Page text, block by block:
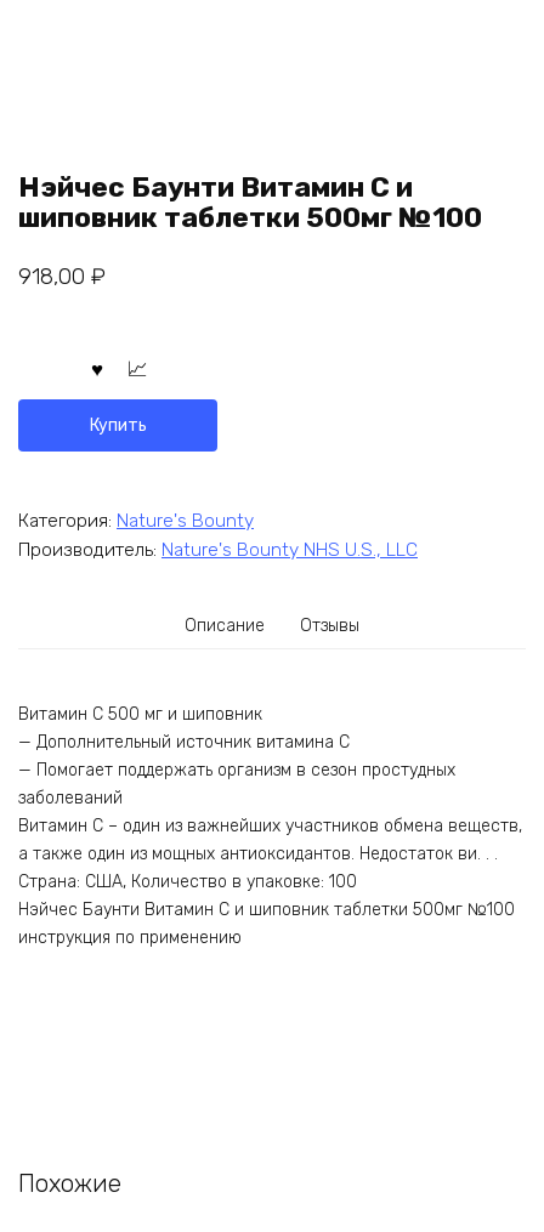
Нэйчес Баунти Витамин С и
шиповник таблетки 500мг №100
918,00 ₽
Купить
Категория: Nature's Bounty
Производитель: Nature's Bounty NHS U.S., LLC
Описание Отзывы
Витамин С 500 мг и шиповник
— Дополнительный источник витамина С
— Помогает поддержать организм в сезон простудных
заболеваний
Витамин С – один из важнейших участников обмена веществ,
а также один из мощных антиоксидантов. Недостаток ви. . .
Страна: США, Количество в упаковке: 100
Нэйчес Баунти Витамин С и шиповник таблетки 500мг №100
инструкция по применению
Похожие